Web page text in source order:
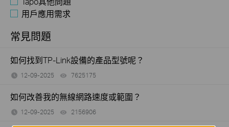
用戶應用需求
常見問題
如何找到TP-Link設備的產品型號呢？
12-09-2025 7625175
如何改善我的無線網路速度或範圍？
12-09-2025 2156906